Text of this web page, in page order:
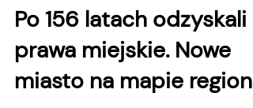
Hubert Graczyk
31 lip
Po 156 latach odzyskali
prawa miejskie. Nowe